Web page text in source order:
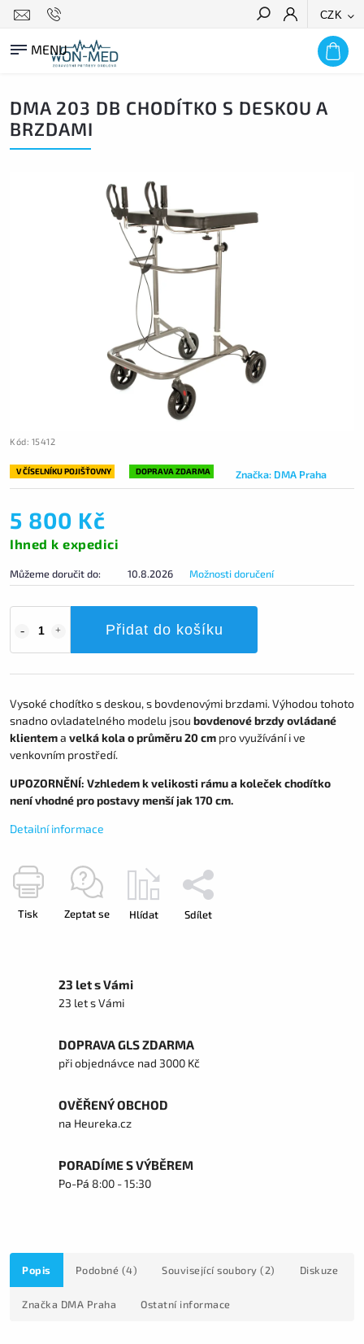
CZK
HLEDAT
DMA 203 DB CHODÍTKO S DESKOU A
BRZDAMI
Kód: 15412
V ČÍSELNÍKU POJIŠŤOVNY DOPRAVA ZDARMA Značka: DMA Praha
5 800 Kč
Ihned k expedici
Můžeme doručit do: 10.8.2026 Možnosti doručení
Přidat do košíku
Vysoké chodítko s deskou, s bovdenovými brzdami. Výhodou tohoto
snadno ovladatelného modelu jsou bovdenové brzdy ovládané
klientema velká kola o průměru 20 cm pro využívání i ve
venkovním prostředí.
UPOZORNĚNÍ: Vzhledem k velikosti rámu a koleček chodítko
není vhodné pro postavy menší jak 170 cm.
Detailní informace
Tisk Zeptat se Hlídat Sdílet
23 let s Vámi
23 let s Vámi
DOPRAVA GLS ZDARMA
při objednávce nad 3000 Kč
OVĚŘENÝ OBCHOD
na Heureka.cz
PORADÍME S VÝBĚREM
Po-Pá 8:00 - 15:30
Popis Podobné (4) Související soubory (2) Diskuze
Značka DMA Praha Ostatní informace